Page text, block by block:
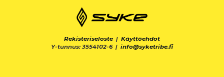
Rekisteriseloste | Käyttöehdot
Y-tunnus: 3554102-6 | info@syketribe.fi